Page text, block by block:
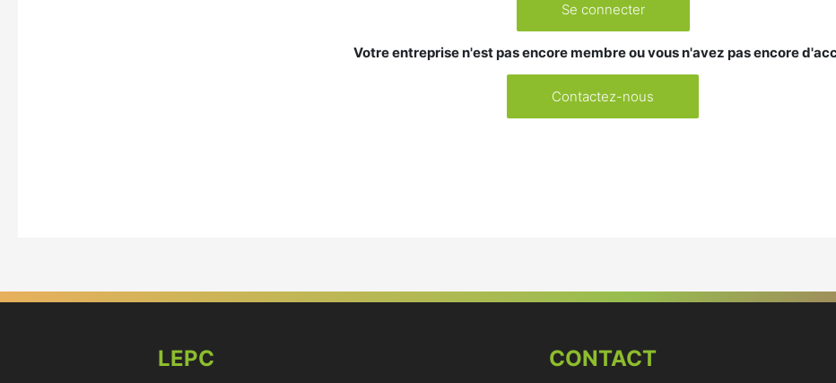
Se connecter
Votre entreprise n'est pas encore membre ou vous n'avez pas encore
Contactez-nous
LEPC CONTACT